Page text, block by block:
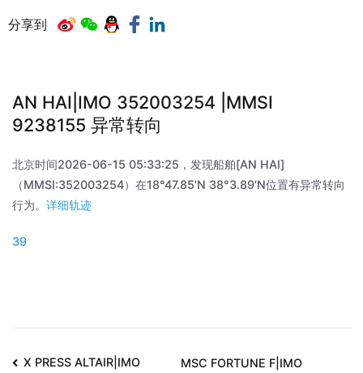
分享到
AN HAI|IMO 352003254 |MMSI
9238155 异常转向
北京时间2026-06-15 05:33:25，发现船舶[AN HAI]
（MMSI:352003254）在18°47.85'N 38°3.89'N位置有异常转向
行为。 详细轨迹
39
X PRESS ALTAIR|IMO
MSC FORTUNE F|IMO